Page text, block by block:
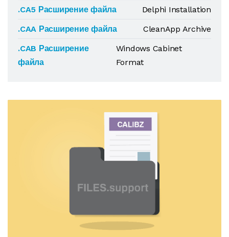
.CA5 Расширение файла
Delphi Installation
.CAA Расширение файла
CleanApp Archive
.CAB Расширение
файла
Windows Cabinet
Format